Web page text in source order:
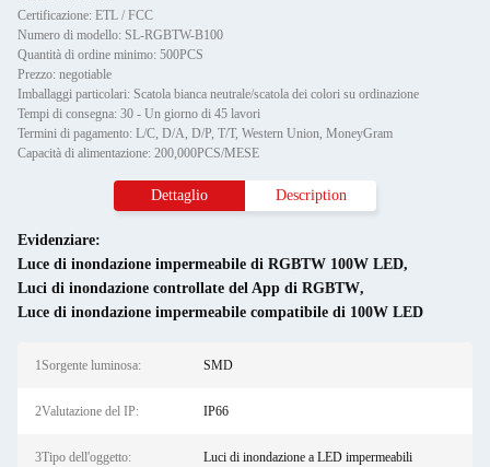
Certificazione: ETL / FCC
Numero di modello: SL-RGBTW-B100
Quantità di ordine minimo: 500PCS
Prezzo: negotiable
Imballaggi particolari: Scatola bianca neutrale/scatola dei colori su ordinazione
Tempi di consegna: 30 - Un giorno di 45 lavori
Termini di pagamento: L/C, D/A, D/P, T/T, Western Union, MoneyGram
Capacità di alimentazione: 200,000PCS/MESE
Dettaglio Description
Evidenziare:
Luce di inondazione impermeabile di RGBTW 100W LED,
Luci di inondazione controllate del App di RGBTW,
Luce di inondazione impermeabile compatibile di 100W LED
1Sorgente luminosa: SMD
2Valutazione del IP: IP66
3Tipo dell'oggetto: Luci di inondazione a LED impermeabili